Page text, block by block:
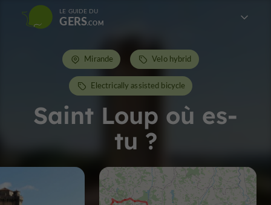
LE GUIDE DU
GERS
Saint Loup où es-
tu ?
Mirande Velo hybrid
Electrically assisted bicycle